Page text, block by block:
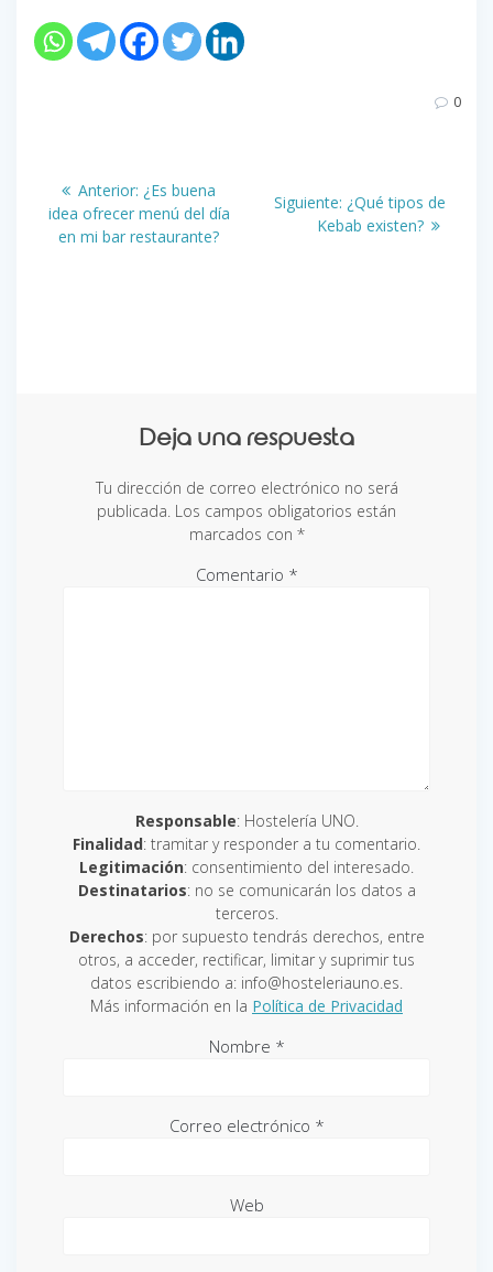
0
Navegación
de
Anterior: Entrada
anterior:
¿Es buena
idea ofrecer menú del día
en mi bar restaurante?
Siguiente: Siguiente
entrada:
¿Qué tipos de
Kebab existen?
Deja una respuesta
Tu dirección de correo electrónico no será
publicada. Los campos obligatorios están
marcados con *
Comentario *
Responsable: Hostelería UNO.
Finalidad: tramitar y responder a tu comentario.
Legitimación: consentimiento del interesado.
Destinatarios: no se comunicarán los datos a
terceros.
Derechos: por supuesto tendrás derechos, entre
otros, a acceder, rectificar, limitar y suprimir tus
datos escribiendo a: info@hosteleriauno.es.
Más información en la Política de Privacidad
Nombre *
Correo electrónico *
Web